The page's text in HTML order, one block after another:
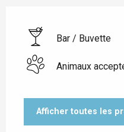
Bar / Buvette
Animaux
Afficher toutes les